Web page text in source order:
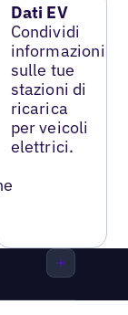
Dati EV
Condividi
informazioni
sulle tue
stazioni di
ricarica
per veicoli
elettrici.